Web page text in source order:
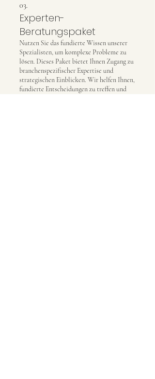
03.
Experten-
Beratungspaket
Nutzen Sie das fundierte Wissen unserer
Spezialisten, um komplexe Probleme zu
lösen. Dieses Paket bietet Ihnen Zugang zu
branchenspezifischer Expertise und
strategischen Einblicken. Wir helfen Ihnen,
fundierte Entscheidungen zu treffen und